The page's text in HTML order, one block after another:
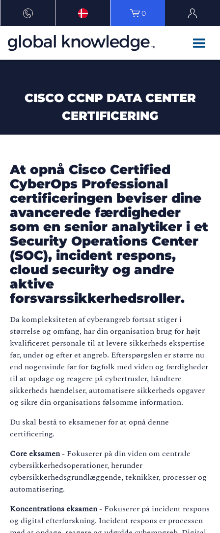
0
CISCO CCNP DATA CENTER
CERTIFICERING
At opnå Cisco Certified
CyberOps Professional
certificeringen beviser dine
avancerede færdigheder
som en senior analytiker i et
Security Operations Center
(SOC), incident respons,
cloud security og andre
aktive
forsvarssikkerhedsroller.
Da kompleksiteten afcyberangrebfortsat stiger i
størrelse og omfang, har din organisation brug for højt
kvalificeret personale til at levere sikkerheds ekspertise
før, under og efter et angreb. Efterspørgslen er større nu
end nogensinde før for fagfolk med viden og færdigheder
til at opdage og reagere påcybertrusler, håndtere
sikkerheds hændelser, automatisere sikkerheds opgaver
og sikre din organisations følsomme information.
Du skal bestå to eksamener for at opnå denne
certificering.
Core eksamen- Fokuserer på din viden om centrale
cybersikkerhedsoperationer, herunder
cybersikkerhedsgrundlæggende, teknikker, processer og
automatisering.
Koncentrations eksamen- Fokuserer på incident respons
og digital efterforskning. Incident respons er processen